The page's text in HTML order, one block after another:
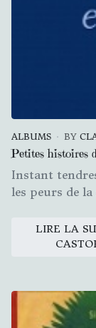
ALBUMS BY
Petites histoires
Instant
les peurs de
LIRE LA